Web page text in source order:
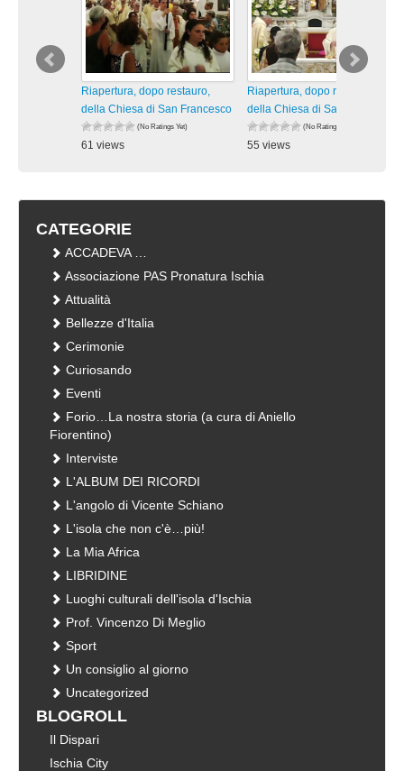
Riapertura, dopo restauro,
della Chiesa di San Francesco
(No Ratings Yet)
61 views
Riapertura, dopo restauro,
della Chiesa di San Francesco
(No Ratings Yet)
55 views
CATEGORIE
ACCADEVA …
Associazione PAS Pronatura Ischia
Attualità
Bellezze d'Italia
Cerimonie
Curiosando
Eventi
Forio…La nostra storia (a cura di Aniello
Fiorentino)
Interviste
L'ALBUM DEI RICORDI
L'angolo di Vicente Schiano
L'isola che non c'è…più!
La Mia Africa
LIBRIDINE
Luoghi culturali dell'isola d'Ischia
Prof. Vincenzo Di Meglio
Sport
Un consiglio al giorno
Uncategorized
BLOGROLL
Il Dispari
Ischia City